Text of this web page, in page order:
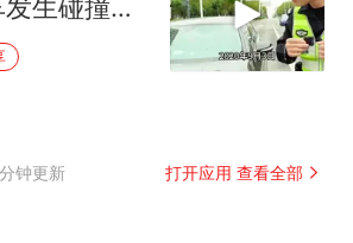
生碰撞，
责！
钟更新 打开应用 查看全部